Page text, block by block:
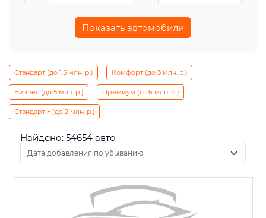
Показать автомобили
Стандарт (до 1.5 млн. р.) Комфорт (до 3 млн. р.)
Бизнес (до 5 млн. р.) Премиум (от 6 млн. р.)
Стандарт + (до 2 млн. р.)
Найдено: 54654 авто